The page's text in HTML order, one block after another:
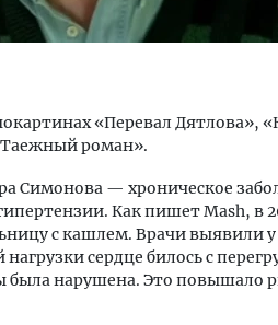
«Перевал Дятлова»,
Таежный роман».
Симонова — хроническое
Как пишет Mash, в
с кашлем. Врачи выявили у
сердце билось с
была нарушена. Это повышало
ЗИАС — об эстетике
трендах в фасадах и